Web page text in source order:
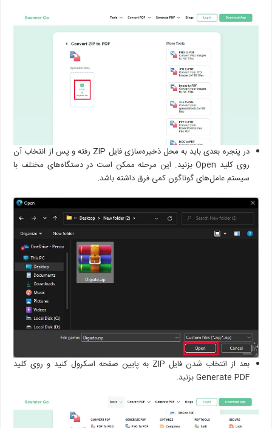
در پنجره بعدی باید به محل ذخیره‌سازی فایل ZIP رفته و پس از انتخاب آن
روی کلید Open بزنید. این مرحله ممکن است در دستگاه‌های مختلف با
سیستم عامل‌های گوناگون کمی فرق داشته باشد.
بعد از انتخاب شدن فایل ZIP به پایین صفحه اسکرول کنید و روی کلید
Generate PDF بزنید.